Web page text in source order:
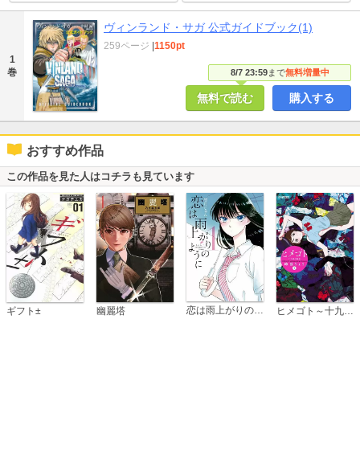
1
巻
ヴィンランド・サガ 公式ガイドブック(1)
8/7 23:59まで無料増量中
259ページ |1150pt
無料で読む 購入する
おすすめ作品
この作品を見た人はコチラも見ています
ギフト± 幽麗塔 恋は雨上がりのように